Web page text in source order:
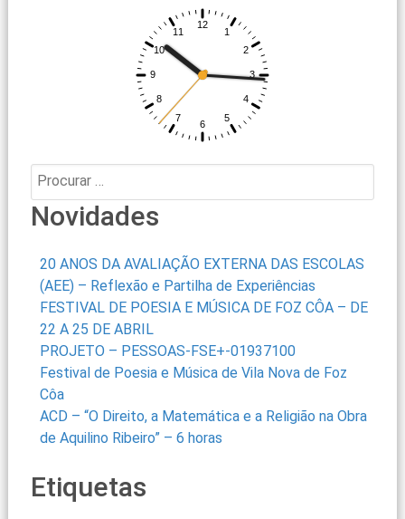
Procurar:
Novidades
20 ANOS DA AVALIAÇÃO EXTERNA DAS ESCOLAS
(AEE) – Reflexão e Partilha de Experiências
FESTIVAL DE POESIA E MÚSICA DE FOZ CÔA – DE
22 A 25 DE ABRIL
PROJETO – PESSOAS-FSE+-01937100
Festival de Poesia e Música de Vila Nova de Foz
Côa
ACD – “O Direito, a Matemática e a Religião na Obra
de Aquilino Ribeiro” – 6 horas
Etiquetas